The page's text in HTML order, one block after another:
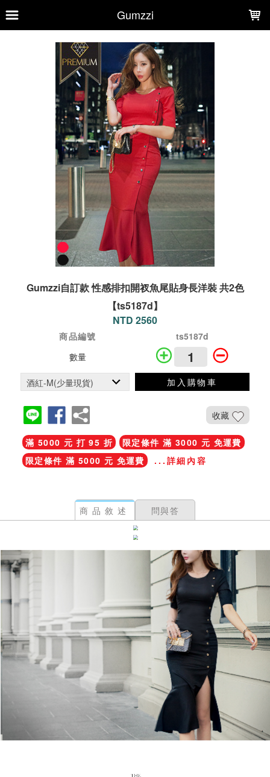
Gumzzi
Gumzzi自訂款 性感排扣開衩魚尾貼身長洋裝 共2色
【ts5187d】
NTD 2560
商品編號
ts5187d
數量
加入購物車
收藏
滿 5000 元 打 95 折
限定條件 滿 3000 元 免運費
限定條件 滿 5000 元 免運費
...詳細內容
商品敘述 問與答